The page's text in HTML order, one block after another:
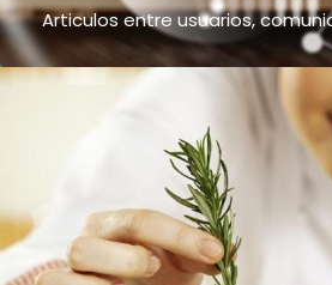
Articulos entre usuarios,